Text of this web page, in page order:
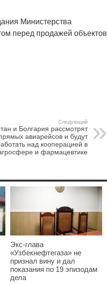
Министерства
перед продажей объектов
Следующий
и Болгария рассмотрят
авиарейсов и будут
над кооперацией в
и фармацевтике
Экс-глава
«Узбекнефтегаза» не
признал вину и дал
показания по 19 эпизодам
дела